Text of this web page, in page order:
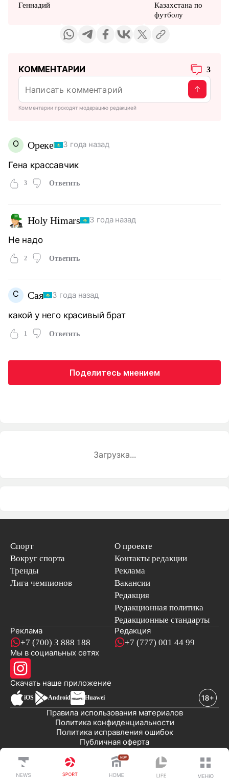
Геннадий
Казахстана по
футболу
КОММЕНТАРИИ 3
Комментарии проходят модерацию редакцией
О Ореке 3 года назад
Гена крассавчик
3 Ответить
Holy Himars 3 года назад
Не надо
2 Ответить
С Сая 3 года назад
какой у него красивый брат
1 Ответить
Поделитесь мнением
Загрузка...
Спорт
Вокруг спорта
Тренды
Лига чемпионов
О проекте
Контакты редакции
Реклама
Вакансии
Редакция
Редакционная политика
Редакционные стандарты
Реклама
+7 (700) 3 888 188
Редакция
+7 (777) 001 44 99
Мы в социальных сетях
Скачать наше приложениеновостей
iOS Android Huawei
Публичная оферта
Политика исправления ошибок
Политика конфиденциальности
Правила использования материалов